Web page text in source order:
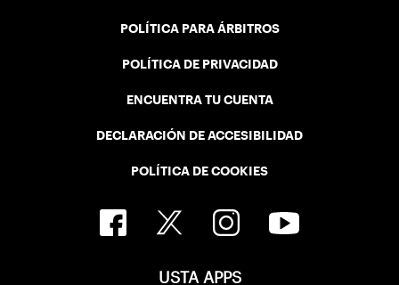
POLÍTICA PARA ÁRBITROS
POLÍTICA DE PRIVACIDAD
ENCUENTRA TU CUENTA
DECLARACIÓN DE ACCESIBILIDAD
POLÍTICA DE COOKIES
USTA APPS